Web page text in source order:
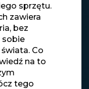
sprzętu.
zawiera
bez
sobie
Co
na to
tego